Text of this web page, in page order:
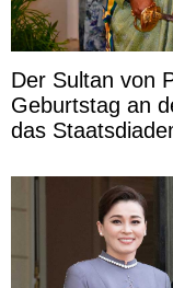
Der Sultan von
Geburtstag an
das